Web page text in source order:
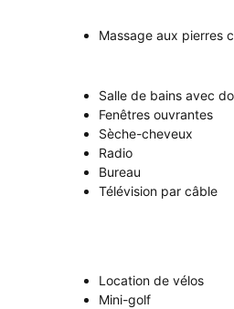
Massage aux pierres
Salle de bains avec
Fenêtres ouvrantes
Sèche-cheveux
Radio
Bureau
Télévision par câble
Location de vélos
Mini-golf